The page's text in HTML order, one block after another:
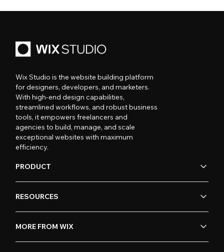
Wix Studio is the website building platform
for designers, developers, and marketers.
With high-end design capabilities,
streamlined workflows, and robust business
tools, it empowers freelancers and
agencies to build, manage, and scale
exceptional websites with maximum
efficiency.
PRODUCT
RESOURCES
MORE FROM WIX